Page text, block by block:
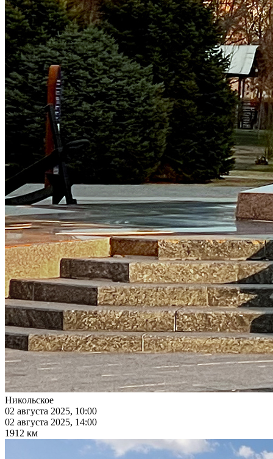
Никольское
02 августа 2025, 10:00
02 августа 2025, 14:00
1912 км